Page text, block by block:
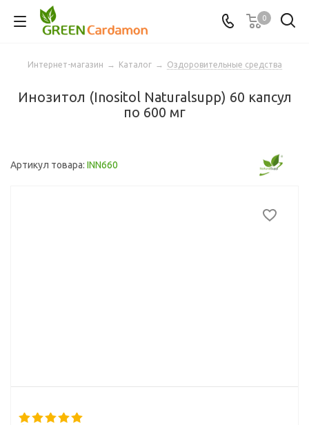
0
Интернет-магазин → Каталог → Оздоровительные средства
Инозитол (Inositol Naturalsupp) 60 капсул
по 600 мг
Артикул товара: INN660